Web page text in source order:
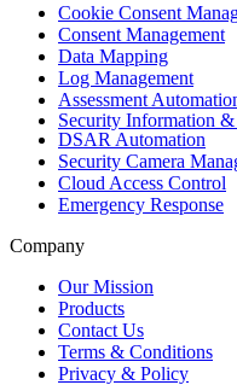
Cookie Consent
Consent Management
Data Mapping
Log Management
Assessment
Security Information
DSAR Automation
Security Camera
Cloud Access Control
Emergency Response
Company
Our Mission
Products
Contact Us
Terms & Conditions
Privacy & Policy